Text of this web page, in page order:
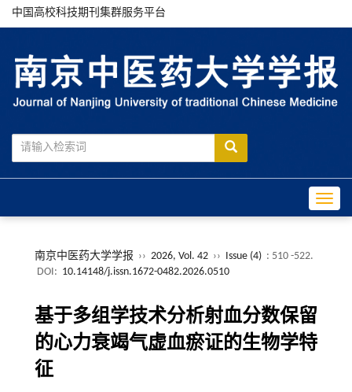
中国高校科技期刊集群服务平台
南京中医药大学学报 ›› 2026, Vol. 42 ›› Issue (4) : 510 -522.
DOI: 10.14148/j.issn.1672-0482.2026.0510
基于多组学技术分析射血分数保留
的心力衰竭气虚血瘀证的生物学特
征